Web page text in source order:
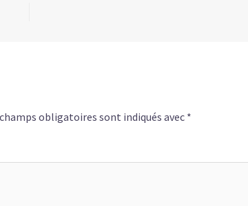
obligatoires sont indiqués avec *